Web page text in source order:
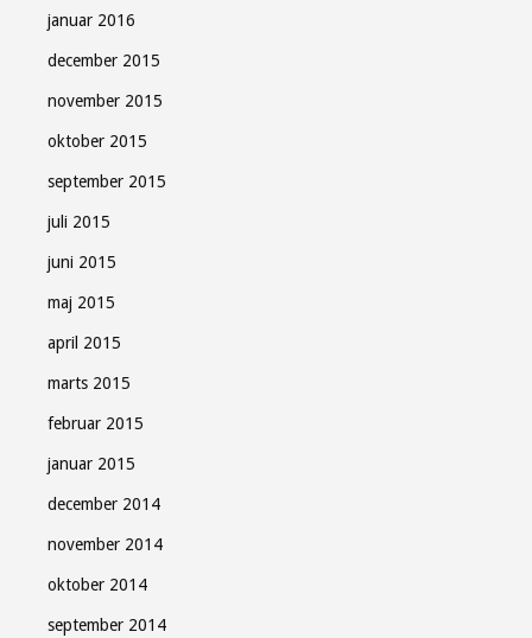
januar 2016
december 2015
november 2015
oktober 2015
september 2015
juli 2015
juni 2015
maj 2015
april 2015
marts 2015
februar 2015
januar 2015
december 2014
november 2014
oktober 2014
september 2014